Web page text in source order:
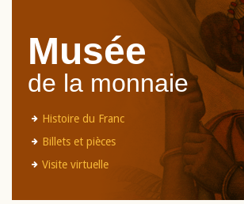
Musée
de la monnaie
Histoire du Franc
Billets et pièces
Visite virtuelle